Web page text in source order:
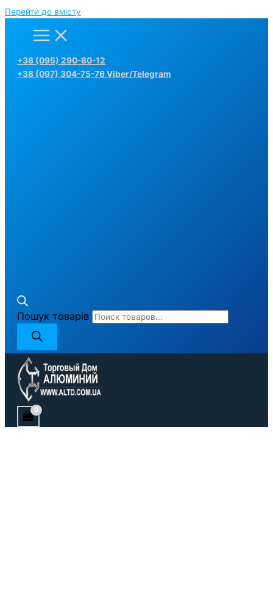
Перейти до вмісту
+38 (095) 290-80-12
+38 (097) 304-75-76 Viber/Telegram
Пошук товарів